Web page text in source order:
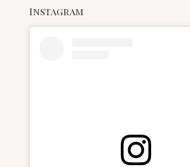
Instagram